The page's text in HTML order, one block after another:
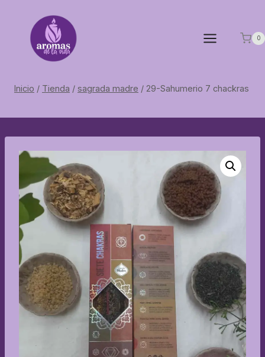
contenido
0
Inicio / Tienda / sagrada madre / 29-Sahumerio 7 chackras